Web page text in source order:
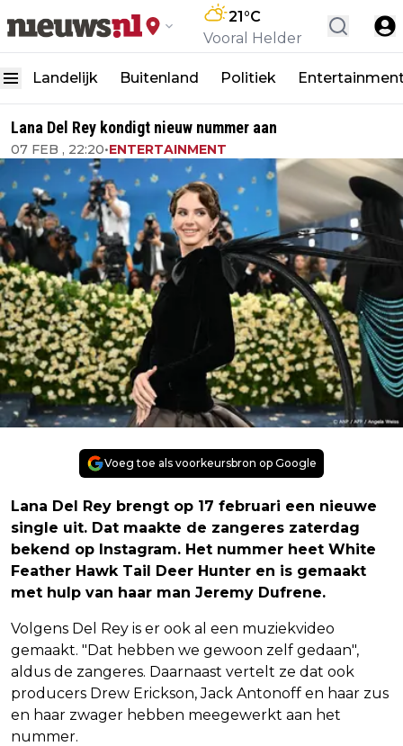
21°C
Vooral Helder
Landelijk Buitenland Politiek
Lana Del Rey kondigt nieuw nummer aan
07 FEB , 22:20•ENTERTAINMENT
Voeg toe als voorkeursbron op Google
Lana Del Rey brengt op 17 februari een nieuwe
single uit. Dat maakte de zangeres zaterdag
bekend op Instagram. Het nummer heet White
Feather Hawk Tail Deer Hunter en is gemaakt
met hulp van haar man Jeremy Dufrene.
Volgens Del Rey is er ook al een muziekvideo
gemaakt. "Dat hebben we gewoon zelf gedaan",
aldus de zangeres. Daarnaast vertelt ze dat ook
producers Drew Erickson, Jack Antonoff en haar zus
en haar zwager hebben meegewerkt aan het
nummer.